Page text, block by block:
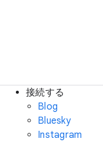
接続する
Blog
Bluesky
Instagram